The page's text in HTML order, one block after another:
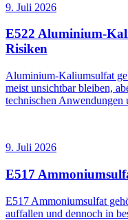
9. Juli 2026
E522 Aluminium-
Risiken
Aluminium-Kaliumsulfat
meist unsichtbar bleiben,
technischen
9. Juli 2026
E517
E517 Ammoniumsulfat
auffallen und dennoch in